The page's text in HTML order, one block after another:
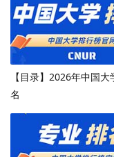
【目录】2026年中国
名